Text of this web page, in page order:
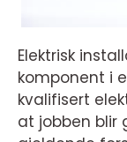
Elektrisk
komponent i
kvalifisert
at jobben blir